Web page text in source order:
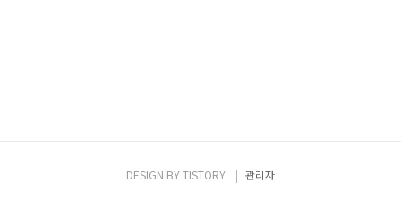
DESIGN BYTISTORY 관리자